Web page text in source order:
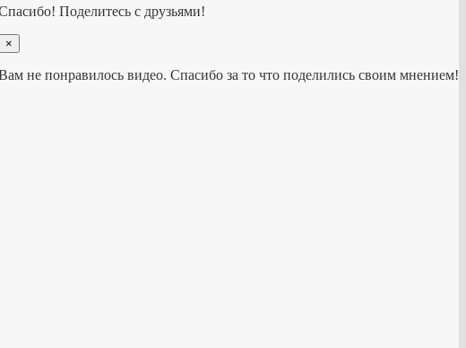
Поделитесь с друзьями!
×
не понравилось видео. Спасибо за то что поделились своим мнением!